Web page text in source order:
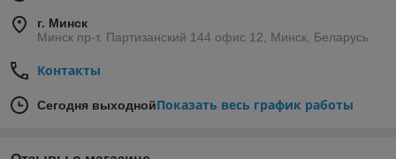
г. Минск
Минск пр-т. Партизанский 144 офис 12, Минск, Беларусь
Контакты
Сегодня выходнойПоказать весь график работы